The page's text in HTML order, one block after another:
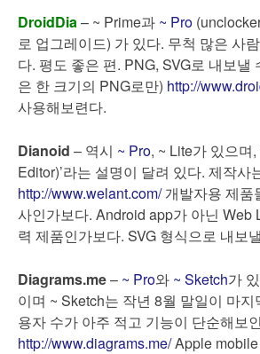
DroidDia– ~ Prime과 ~ Pro
로 업그레이드) 가 있다. 무척 많은 사
다. 평도 좋은 편. PNG, SVG로 내보낼
은 한 크기의 PNG로만) http://
사용해보련다.
Dianoid – 역시 ~ Pro, ~ Lite가 있으며,
Editor)’라는 설명이 달려 있다. 제작사
http://www.welant.com/개발자용 제품
사인가보다. Android app가 아닌 Web
력 제품인가보다. SVG 형식으로 내보
Diagrams.me– ~ Pro와 ~ Sketch가
이며 ~ Sketch는 작년 8월 말일이 마
용자 수가 아주 적고 기능이 단순해보
http://www.diagrams.me/Apple mobile